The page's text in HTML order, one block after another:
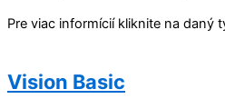
Pre viac informícií kliknite na daný
Vision Basic